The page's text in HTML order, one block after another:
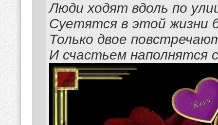
Люди ходят вдоль по
Суетятся в этой жизни
Только двое
И счастьем наполнятся